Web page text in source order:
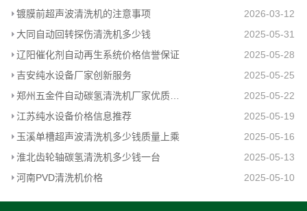
镀膜前超声波清洗机的注意事项
2026-03-12
大同自动回转探伤清洗机多少钱
2025-05-31
辽阳催化剂自动再生系统价格信誉保证
2025-05-28
吉安纯水设备厂家创新服务
2025-05-25
郑州五金件自动碳氢清洗机厂家优质推荐
2025-05-22
江苏纯水设备价格信息推荐
2025-05-19
玉溪单槽超声波清洗机多少钱质量上乘
2025-05-16
淮北齿轮轴碳氢清洗机多少钱一台
2025-05-13
河南PVD清洗机价格
2025-05-10